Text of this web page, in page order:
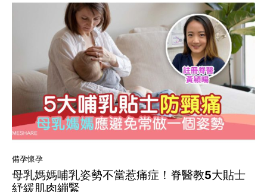
備孕懷孕
母乳媽媽哺乳姿勢不當惹痛症！脊醫教5大貼士
紓緩肌肉繃緊